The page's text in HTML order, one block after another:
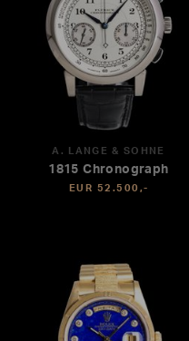
A. LANGE & SÖHNE
1815 Chronograph
EUR 52.500,-